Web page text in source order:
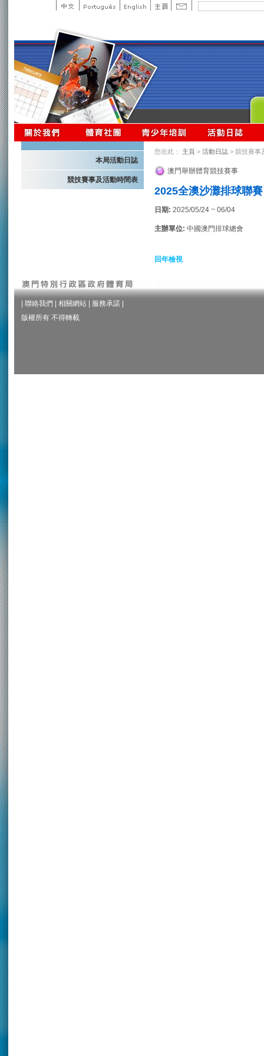
本局活動日誌
競技賽事及活動時間表
您在此： 主頁 > 活動日誌 > 競技賽事
澳門舉辦體育競技賽事
2025全澳沙灘排球聯賽
日期: 2025/05/24 ~ 06/04
主辦單位: 中國澳門排球總會
回年檢視
聯絡我們 相關網站 服務承諾
版權所有 不得轉載